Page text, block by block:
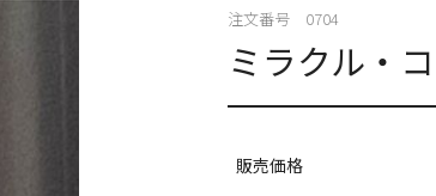
注文番号 0704
ミラクル・
販売価格